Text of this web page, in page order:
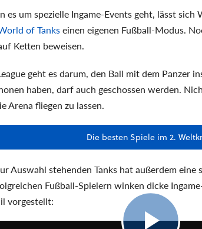
es um spezielle Ingame-Events geht, lässt sich
of Tankseinen eigenen Fußball-Modus.
Ketten beweisen.
geht es darum, den Ball mit dem Panzer
haben, darf auch geschossen werden.
Arena fliegen zu lassen.
Die besten Spiele im 2.
Auswahl stehenden Tanks hat außerdem eine
Fußball-Spielern winken dicke
vorgestellt: